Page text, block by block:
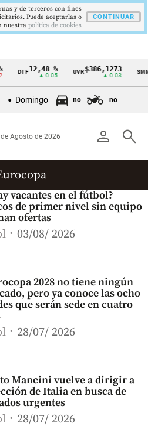
DTF12,48 %
▲ 0.05
UVR$386,1273
▲ 0.03
Domingo no no
person search
de Agosto de 2026
vacantes en el fútbol?
de primer nivel sin equipo
ofertas
03/08/ 2026
2028 no tiene ningún
pero ya conoce las ocho
que serán sede en cuatro
28/07/ 2026
Mancini vuelve a dirigir a
de Italia en busca de
urgentes
28/07/ 2026
y de terceros con fines
Puede aceptarlas o
nuestra politica de cookies
CONTINUAR